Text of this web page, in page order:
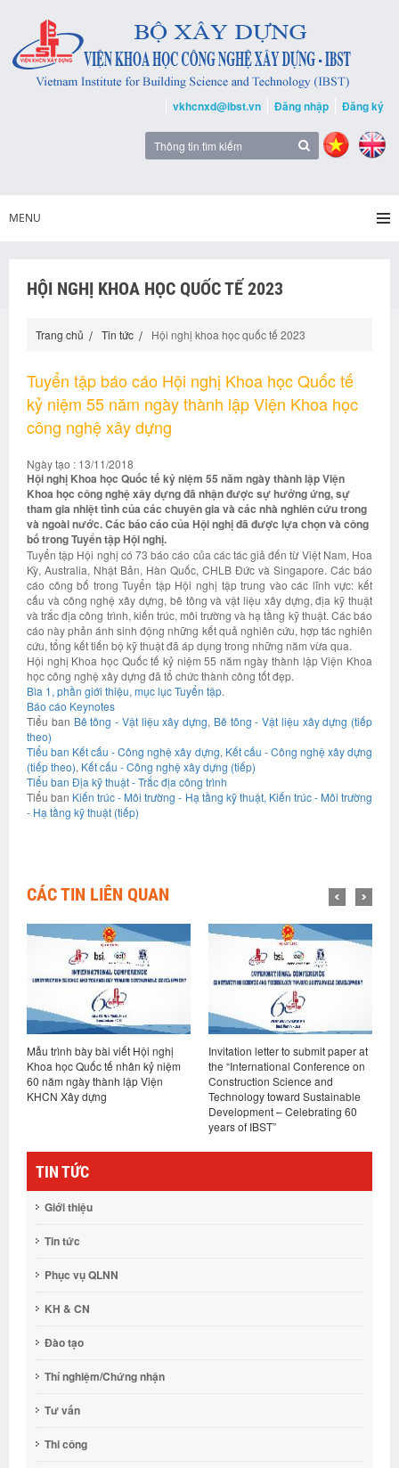
vkhcnxd@ibst.vn Đăng nhập Đăng ký
MENU
HỘI NGHỊ KHOA HỌC QUỐC TẾ 2023
Trang chủ Tin tức Hội nghị khoa học quốc tế 2023
Tuyển tập báo cáo Hội nghị Khoa học Quốc tế
kỷ niệm 55 năm ngày thành lập Viện Khoa học
công nghệ xây dựng
Ngày tạo : 13/11/2018
Hội nghị Khoa học Quốc tế kỷ niệm 55 năm ngày thành lập Viện
Khoa học công nghệ xây dựng đã nhận được sự hưởng ứng, sự
tham gia nhiệt tình của các chuyên gia và các nhà nghiên cứu trong
và ngoài nước. Các báo cáo của Hội nghị đã được lựa chọn và công
bố trong Tuyển tập Hội nghị.
Tuyển tập Hội nghị có 73 báo cáo của các tác giả đến từ Việt Nam, Hoa
Kỳ, Australia, Nhật Bản, Hàn Quốc, CHLB Đức và Singapore. Các báo
cáo công bố trong Tuyển tập Hội nghị tập trung vào các lĩnh vực: kết
cấu và công nghệ xây dựng, bê tông và vật liệu xây dựng, địa kỹ thuật
và trắc địa công trình, kiến trúc, môi trường và hạ tầng kỹ thuật. Các báo
cáo này phản ánh sinh động những kết quả nghiên cứu, hợp tác nghiên
cứu, tổng kết tiến bộ kỹ thuật đã áp dụng trong những năm vừa qua.
Hội nghị Khoa học Quốc tế kỷ niệm 55 năm ngày thành lập Viện Khoa
học công nghệ xây dựng đã tổ chức thành công tốt đẹp.
Bìa 1, phần giới thiệu, mục lục Tuyển tập.
Báo cáo Keynotes
Tiểu ban Bê tông - Vật liệu xây dựng, Bê tông - Vật liệu xây dựng (tiếp
theo)
Tiểu ban Kết cấu - Công nghệ xây dựng, Kết cấu - Công nghệ xây dựng
(tiếp theo), Kết cấu - Công nghệ xây dựng (tiếp)
Tiểu ban Địa kỹ thuật - Trắc địa công trình
Tiểu ban Kiến trúc - Môi trường - Hạ tầng kỹ thuật, Kiến trúc - Môi trường
- Hạ tầng kỹ thuật (tiếp)
CÁC TIN LIÊN QUAN
Mẫu trình bày bài viết Hội nghị
Khoa học Quốc tế nhân kỷ niệm
60 năm ngày thành lập Viện
KHCN Xây dựng
Invitation letter to submit paper at
the “International Conference on
Construction Science and
Technology toward Sustainable
Development – Celebrating 60
years of IBST”
TIN TỨC
Giới thiệu
Tin tức
Phục vụ QLNN
KH & CN
Đào tạo
Thí nghiệm/Chứng nhận
Tư vấn
Thi công